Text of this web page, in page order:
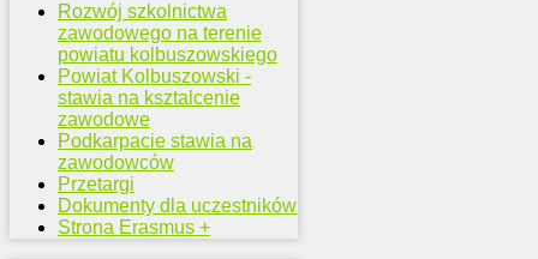
Rozwój szkolnictwa
zawodowego na terenie
powiatu kolbuszowskiego
Powiat Kolbuszowski -
stawia na ksztalcenie
zawodowe
Podkarpacie stawia na
zawodowców
Przetargi
Dokumenty dla uczestników
Strona Erasmus +